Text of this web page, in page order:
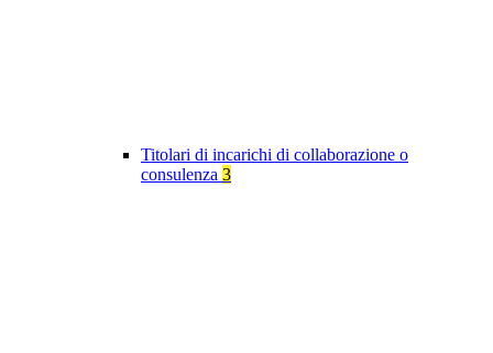
Titolari di incarichi di collaborazione o
consulenza 3